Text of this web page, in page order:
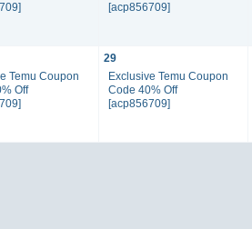
[acp856709]
Temu Coupon
Off
29
Exclusive Temu Coupon
Code 40% Off
[acp856709]